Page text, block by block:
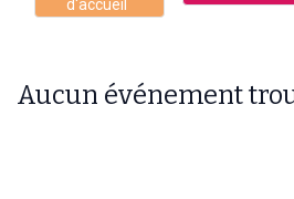
d'accueil
Aucun événement